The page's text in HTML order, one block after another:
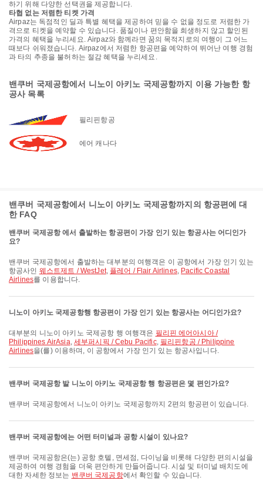
하기 위해 다양한 선택권을 제공합니다.
타협 없는 저렴한 티켓 가격
Airpaz는 독점적인 딜과 특별 혜택을 제공하여 믿을 수 없을 정도로 저렴한 가
격으로 티켓을 예약할 수 있습니다. 품질이나 편안함을 희생하지 않고 할인된
가격의 혜택을 누리세요. Airpaz와 함께라면 꿈의 목적지로의 여행이 그 어느
때보다 쉬워졌습니다. Airpaz에서 저렴한 항공편을 예약하여 뛰어난 여행 경험
과 타의 추종을 불허하는 절감 혜택을 누리세요.
밴쿠버 국제공항에서 니노이 아키노 국제공항까지 이용 가능한 항
공사 목록
필리핀항공
에어 캐나다
밴쿠버 국제공항에서 니노이 아키노 국제공항까지의 항공편에 대
한 FAQ
밴쿠버 국제공항 에서 출발하는 항공편이 가장 인기 있는 항공사는 어디인가
요?
밴쿠버 국제공항에서 출발하는 대부분의 여행객은 이 공항에서 가장 인기 있는
항공사인 웨스트제트 / WestJet, 플레어 / Flair Airlines, Pacific Coastal
Airlines를 이용합니다.
니노이 아키노 국제공항행 항공편이 가장 인기 있는 항공사는 어디인가요?
대부분의 니노이 아키노 국제공항 행 여행객은 필리핀 에어아시아 /
Philippines AirAsia, 세부퍼시픽 / Cebu Pacific, 필리핀항공 / Philippine
Airlines을(를) 이용하며, 이 공항에서 가장 인기 있는 항공사입니다.
밴쿠버 국제공항 발 니노이 아키노 국제공항 행 항공편은 몇 편인가요?
밴쿠버 국제공항에서 니노이 아키노 국제공항까지 2편의 항공편이 있습니다.
밴쿠버 국제공항에는 어떤 터미널과 공항 시설이 있나요?
밴쿠버 국제공항은(는) 공항 호텔, 면세점, 다이닝을 비롯해 다양한 편의시설을
제공하여 여행 경험을 더욱 편안하게 만들어줍니다. 시설 및 터미널 배치도에
대한 자세한 정보는 밴쿠버 국제공항에서 확인할 수 있습니다.